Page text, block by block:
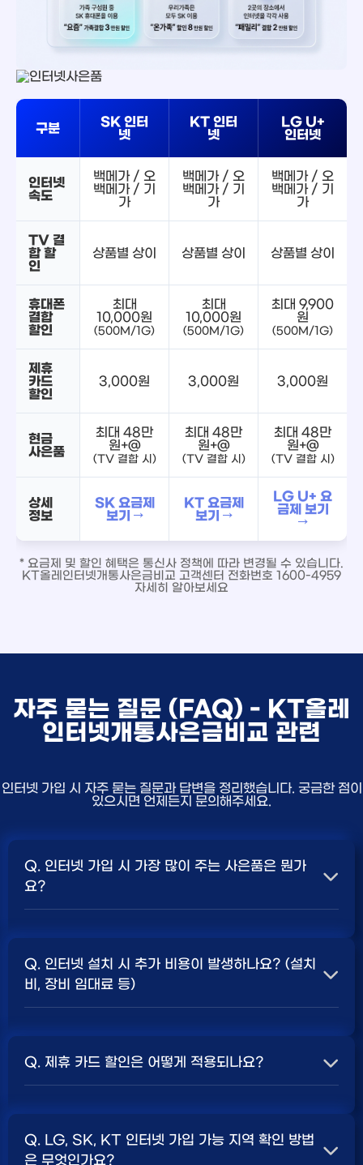
구분
SK 인터
넷
KT 인터
넷
LG U+
인터넷
인터넷
속도
백메가 / 오
백메가 / 기
가
백메가 / 오
백메가 / 기
가
백메가 / 오
백메가 / 기
가
TV 결
합 할
인
상품별 상이 상품별 상이 상품별 상이
휴대폰
결합
할인
최대
10,000원
(500M/1G)
최대
10,000원
(500M/1G)
최대 9,900
원
(500M/1G)
제휴
카드
할인
3,000원 3,000원 3,000원
현금
사은품
최대 48만
원+@
(TV 결합 시)
최대 48만
원+@
(TV 결합 시)
최대 48만
원+@
(TV 결합 시)
상세
정보
SK 요금제
보기 →
KT 요금제
보기 →
LG U+ 요
금제 보기
→
* 요금제 및 할인 혜택은 통신사 정책에 따라 변경될 수 있습니다.
KT올레인터넷개통사은금비교 고객센터 전화번호 1600-4959
자세히 알아보세요
자주 묻는 질문 (FAQ) - KT올레
인터넷개통사은금비교 관련
인터넷 가입 시 자주 묻는 질문과 답변을 정리했습니다. 궁금한 점이
있으시면 언제든지 문의해주세요.
Q. 인터넷 가입 시 가장 많이 주는 사은품은 뭔가
요?
보통 500Mbps 또는 1Gbps 인터넷을 TV와 결합하여
가입할 때현금 사은품
세요.
Q. 인터넷 설치 시 추가 비용이 발생하나요? (설치
비, 장비 임대료 등)
청구되는 경우가 많습니다. 다만, 인터넷 상품 및 프로모션
책 확인 필수.
Q. 제휴 카드 할인은 어떻게 적용되나요?
에서 일정 금액이 할인됩니다. 할인 금액과 조건은 카드사
Q. LG, SK, KT 인터넷 가입 가능 지역 확인 방법
은 무엇인가요?